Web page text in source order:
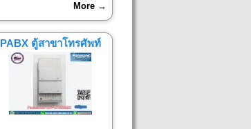
More →
PABX ตู้สาขาโทรศัพท์